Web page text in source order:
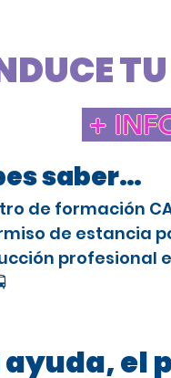
+
saber…
de formación
de estancia
profesional
ayuda, el